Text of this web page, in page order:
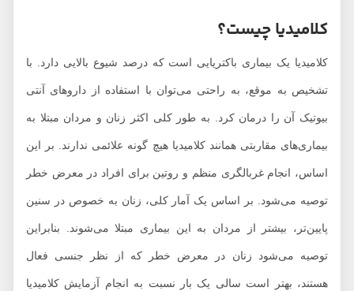
کلامیدیا چیست؟
کلامیدیا یک بیماری باکتریایی است که درصد شیوع بالایی دارد. با
تشخیص به موقع، به راحتی می‌توان با استفاده از داروهای آنتی
بیوتیک آن را درمان کرد. به طور کلی اکثر زنان و مردان مبتلا به
بیماری‌های مقاربتی همانند کلامیدیا هيچ‌ گونه علائمی ندارند. بر این
اساس، انجام غربالگری منظم و روتین برای افراد در معرض خطر
توصیه می‌شود. بر اساس یک آمار کلی، زنان به خصوص در سنین
پایین‌تر، بیشتر از مردان به این بیماری مبتلا می‌شوند. بنابراین
توصیه می‌شود زنان در معرض خطر که از نظر جنسی فعال
هستند، بهتر است سالی یک بار نسبت به انجام آزمایش کلامیدیا